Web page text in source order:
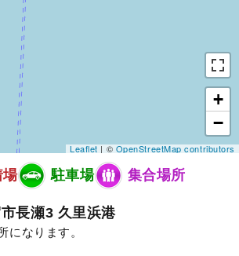
+
−
Leaflet| ©OpenStreetMap contributors
場 駐車場 集合場所
長瀬3 久里浜港
になります。